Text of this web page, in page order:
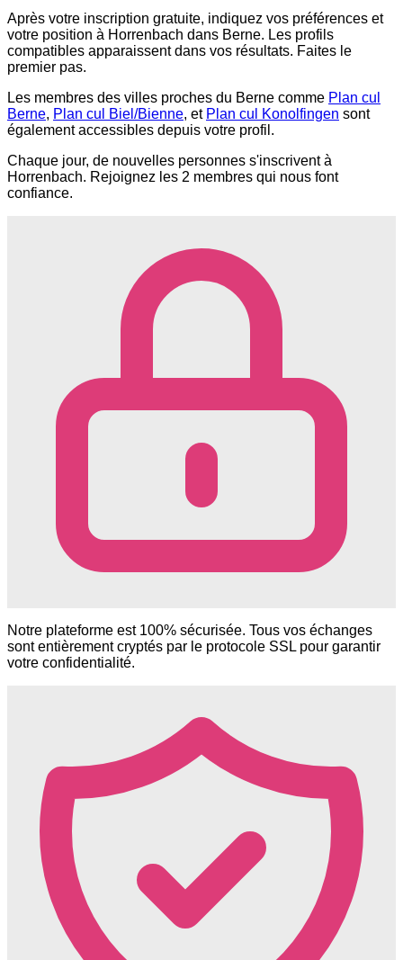
Après votre inscription gratuite, indiquez vos préférences et
votre position à Horrenbach dans Berne. Les profils
compatibles apparaissent dans vos résultats. Faites le
premier pas.
Les membres des villes proches du Berne comme Plan cul
Berne, Plan cul Biel/Bienne, et Plan cul Konolfingen sont
également accessibles depuis votre profil.
Chaque jour, de nouvelles personnes s'inscrivent à
Horrenbach. Rejoignez les 2 membres qui nous font
confiance.
Notre plateforme est 100% sécurisée. Tous vos échanges
sont entièrement cryptés par le protocole SSL pour garantir
votre confidentialité.